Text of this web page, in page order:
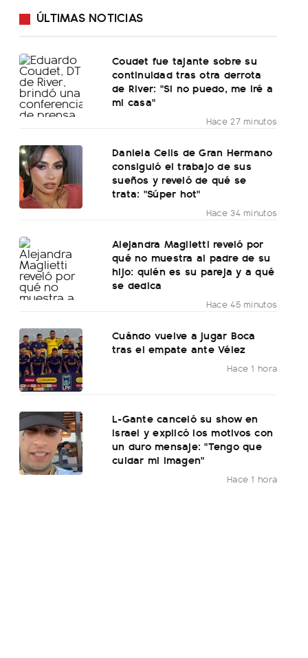
ÚLTIMAS NOTICIAS
Coudet fue tajante sobre su
continuidad tras otra derrota
de River: "Si no puedo, me iré a
mi casa"
Hace 27 minutos
Daniela Celis de Gran Hermano
consiguió el trabajo de sus
sueños y reveló de qué se
trata: "Súper hot"
Hace 34 minutos
Alejandra Maglietti reveló por
qué no muestra al padre de su
hijo: quién es su pareja y a qué
se dedica
Hace 45 minutos
Cuándo vuelve a jugar Boca
tras el empate ante Vélez
Hace 1 hora
L-Gante canceló su show en
Israel y explicó los motivos con
un duro mensaje: "Tengo que
cuidar mi imagen"
Hace 1 hora